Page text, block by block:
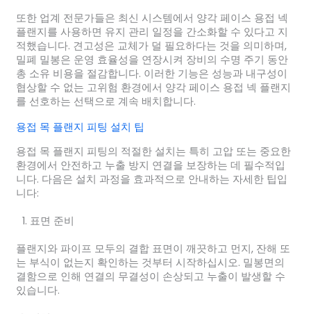
또한 업계 전문가들은 최신 시스템에서 양각 페이스 용접 넥
플랜지를 사용하면 유지 관리 일정을 간소화할 수 있다고 지
적했습니다. 견고성은 교체가 덜 필요하다는 것을 의미하며,
밀폐 밀봉은 운영 효율성을 연장시켜 장비의 수명 주기 동안
총 소유 비용을 절감합니다. 이러한 기능은 성능과 내구성이
협상할 수 없는 고위험 환경에서 양각 페이스 용접 넥 플랜지
를 선호하는 선택으로 계속 배치합니다.
용접 목 플랜지 피팅 설치 팁
용접 목 플랜지 피팅의 적절한 설치는 특히 고압 또는 중요한
환경에서 안전하고 누출 방지 연결을 보장하는 데 필수적입
니다. 다음은 설치 과정을 효과적으로 안내하는 자세한 팁입
니다:
표면 준비
플랜지와 파이프 모두의 결합 표면이 깨끗하고 먼지, 잔해 또
는 부식이 없는지 확인하는 것부터 시작하십시오. 밀봉면의
결함으로 인해 연결의 무결성이 손상되고 누출이 발생할 수
있습니다.